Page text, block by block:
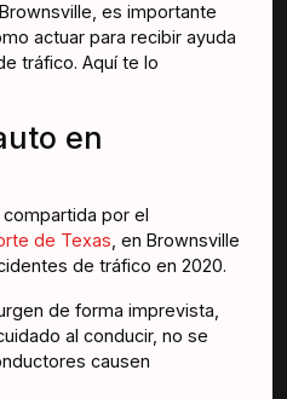
es importante
actuar para recibir ayuda
tráfico. Aquí te lo
en
por el
de Texas , en Brownsville
de tráfico en 2020.
de forma imprevista,
al conducir, no se
causen